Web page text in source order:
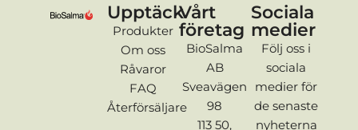
Upptäck
Produkter
Om oss
Råvaror
FAQ
Återförsäljare
Vårt
företag
BioSalma
AB
Sveavägen
98
113 50,
Sociala
medier
Följ oss i
sociala
medier för
de senaste
nyheterna